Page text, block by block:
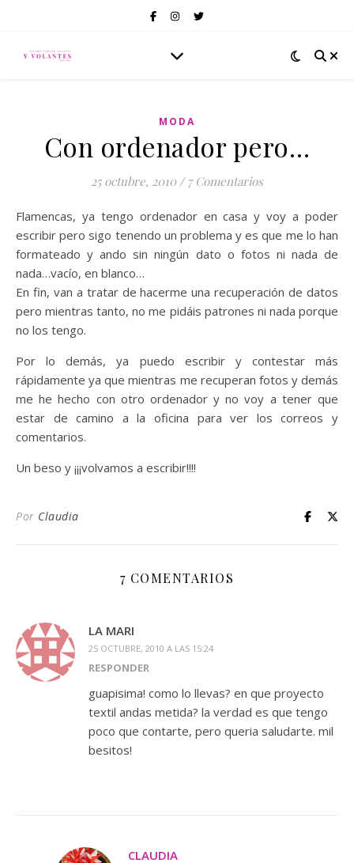
MODA
Con ordenador pero…
25 octubre, 2010 / 7 Comentarios
Flamencas, ya tengo ordenador en casa y voy a poder
escribir pero sigo tenendo un problema y es que me lo han
formateado y ando sin ningún dato o fotos ni nada de
nada…vacío, en blanco…
En fin, van a tratar de hacerme una recuperación de datos
pero mientras tanto, no me pidáis patrones ni nada porque
no los tengo.
Por lo demás, ya puedo escribir y contestar más
rápidamente ya que mientras me recuperan fotos y demás
me he hecho con otro ordenador y no voy a tener que
estar de camino a la oficina para ver los correos y
comentarios.
Un beso y ¡¡¡volvamos a escribir!!!!
Por Claudia
7 COMENTARIOS
LA MARI
25 OCTUBRE, 2010 A LAS 15:24
RESPONDER
guapisima! como lo llevas? en que proyecto
textil andas metida? la verdad es que tengo
poco que contarte, pero queria saludarte. mil
besitos!
CLAUDIA